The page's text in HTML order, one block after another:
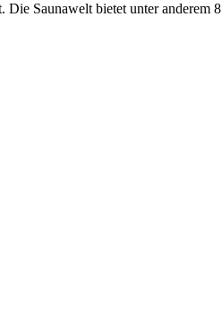
Saunawelt bietet unter anderem 8